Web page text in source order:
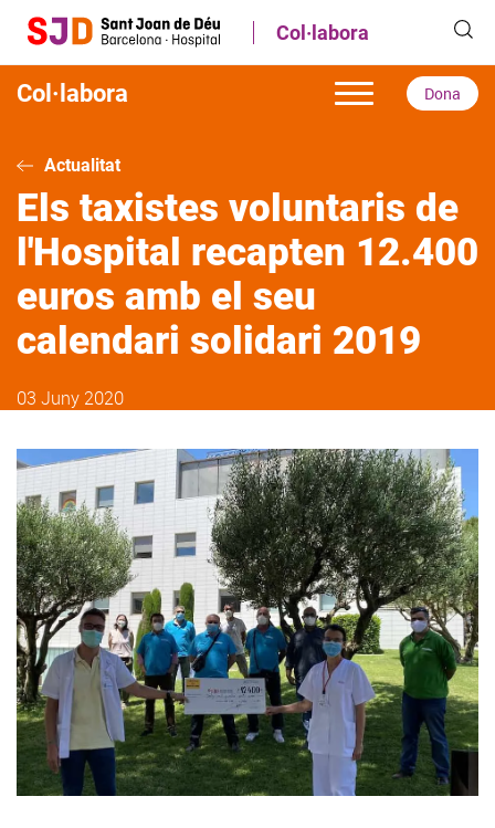
contingut
Col·labora
Col·labora Dona
Actualitat
Els taxistes voluntaris de
l'Hospital recapten 12.400
euros amb el seu
calendari solidari 2019
03 Juny 2020